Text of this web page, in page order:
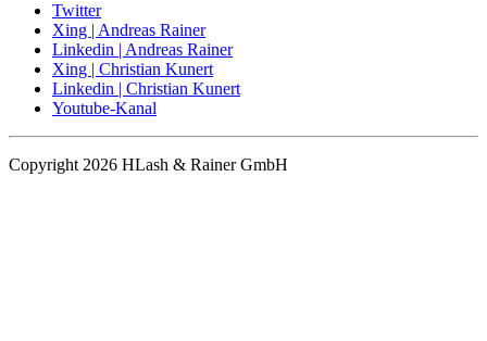
Twitter
Xing | Andreas Rainer
Linkedin | Andreas Rainer
Xing | Christian Kunert
Linkedin | Christian Kunert
Youtube-Kanal
Copyright 2026 HLash & Rainer GmbH